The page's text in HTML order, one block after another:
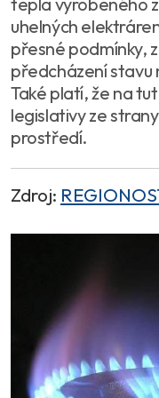
uhelných
přesné podmínky,
předcházení stavu
Také platí, že na
legislativy ze
prostředí.
Zdroj: